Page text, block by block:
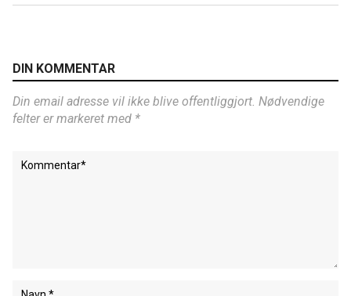
DIN KOMMENTAR
Din email adresse vil ikke blive offentliggjort. Nødvendige
felter er markeret med *